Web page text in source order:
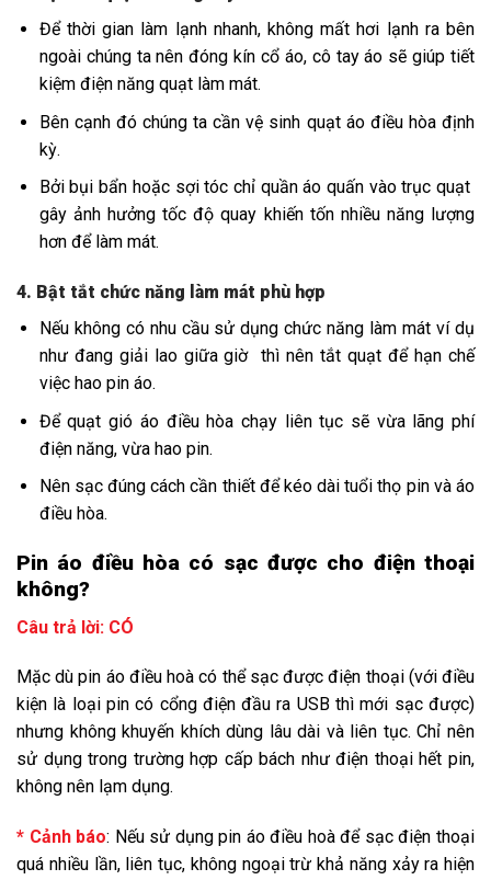
Để thời gian làm lạnh nhanh, không mất hơi lạnh ra bên
ngoài chúng ta nên đóng kín cổ áo, cô tay áo sẽ giúp tiết
kiệm điện năng quạt làm mát.
Bên cạnh đó chúng ta cần vệ sinh quạt áo điều hòa định
kỳ.
Bởi bụi bẩn hoặc sợi tóc chỉ quần áo quấn vào trục quạt
gây ảnh hưởng tốc độ quay khiến tốn nhiều năng lượng
hơn để làm mát.
4. Bật tắt chức năng làm mát phù hợp
Nếu không có nhu cầu sử dụng chức năng làm mát ví dụ
như đang giải lao giữa giờ thì nên tắt quạt để hạn chế
việc hao pin áo.
Để quạt gió áo điều hòa chạy liên tục sẽ vừa lãng phí
điện năng, vừa hao pin.
Nên sạc đúng cách cần thiết để kéo dài tuổi thọ pin và áo
điều hòa.
Pin áo điều hòa có sạc được cho điện thoại
không?
Câu trả lời: CÓ
Mặc dù pin áo điều hoà có thể sạc được điện thoại (với điều
kiện là loại pin có cổng điện đầu ra USB thì mới sạc được)
nhưng không khuyến khích dùng lâu dài và liên tục. Chỉ nên
sử dụng trong trường hợp cấp bách như điện thoại hết pin,
không nên lạm dụng.
* Cảnh báo: Nếu sử dụng pin áo điều hoà để sạc điện thoại
quá nhiều lần, liên tục, không ngoại trừ khả năng xảy ra hiện